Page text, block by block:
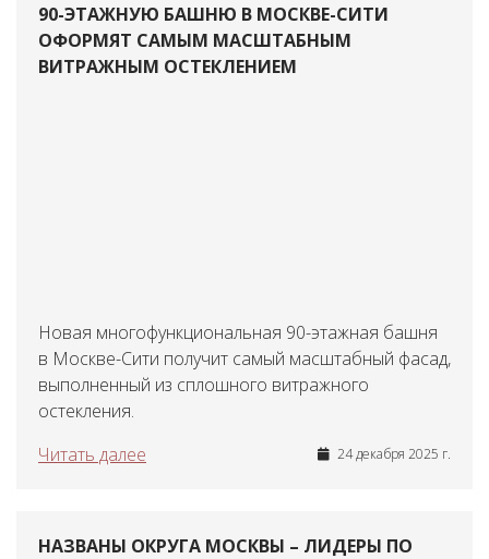
90-ЭТАЖНУЮ БАШНЮ В МОСКВЕ-СИТИ
ОФОРМЯТ САМЫМ МАСШТАБНЫМ
ВИТРАЖНЫМ ОСТЕКЛЕНИЕМ
Новая многофункциональная 90-этажная башня
в Москве-Сити получит самый масштабный фасад,
выполненный из сплошного витражного
остекления.
Читать далее
24 декабря 2025 г.
НАЗВАНЫ ОКРУГА МОСКВЫ – ЛИДЕРЫ ПО